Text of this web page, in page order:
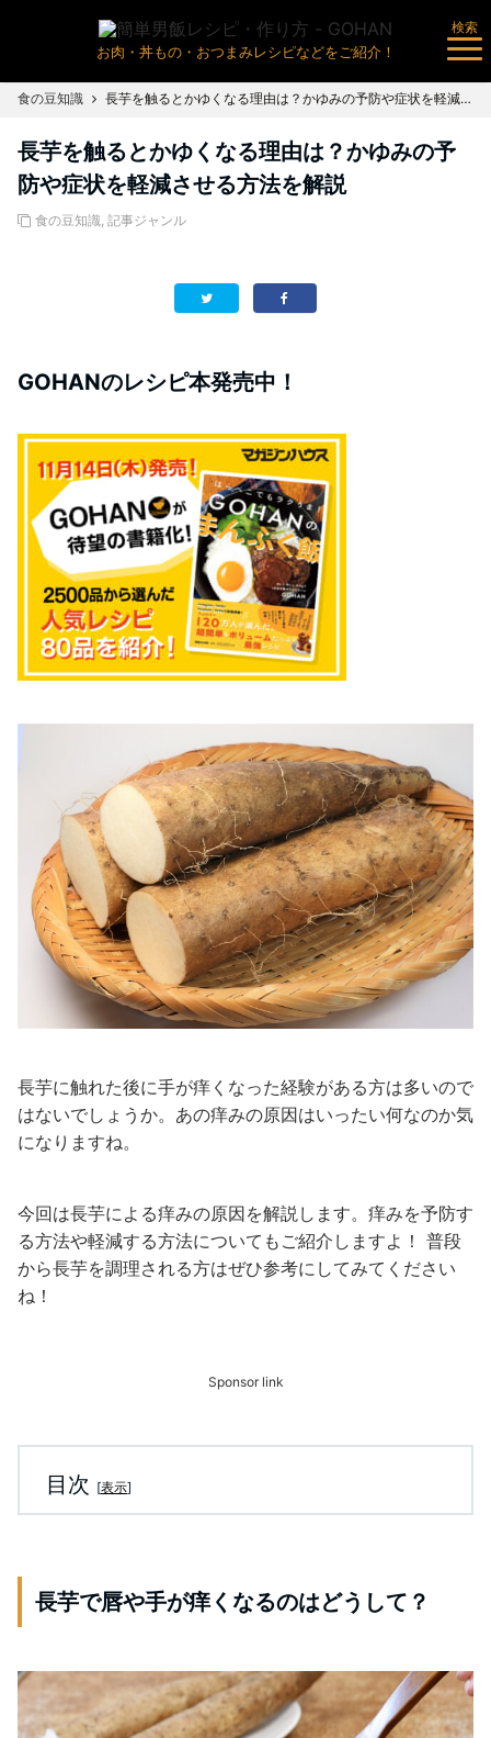
お肉・丼もの・おつまみレシピなどをご紹介！
検索
食の豆知識 長芋を触るとかゆくなる理由は？かゆみの予防や症状を軽減させる方法を解説
長芋を触るとかゆくなる理由は？かゆみの予
防や症状を軽減させる方法を解説
食の豆知識, 記事ジャンル
GOHANのレシピ本発売中！
長芋に触れた後に手が痒くなった経験がある方は多いので
はないでしょうか。あの痒みの原因はいったい何なのか気
になりますね。
今回は長芋による痒みの原因を解説します。痒みを予防す
る方法や軽減する方法についてもご紹介しますよ！ 普段
から長芋を調理される方はぜひ参考にしてみてください
ね！
Sponsor link
目次 [表示]
長芋で唇や手が痒くなるのはどうして？